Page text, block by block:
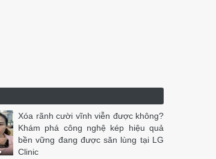
Xóa rãnh cười vĩnh viễn được không?
Khám phá công nghệ kép hiệu quả
bền vững đang được săn lùng tại LG
Clinic